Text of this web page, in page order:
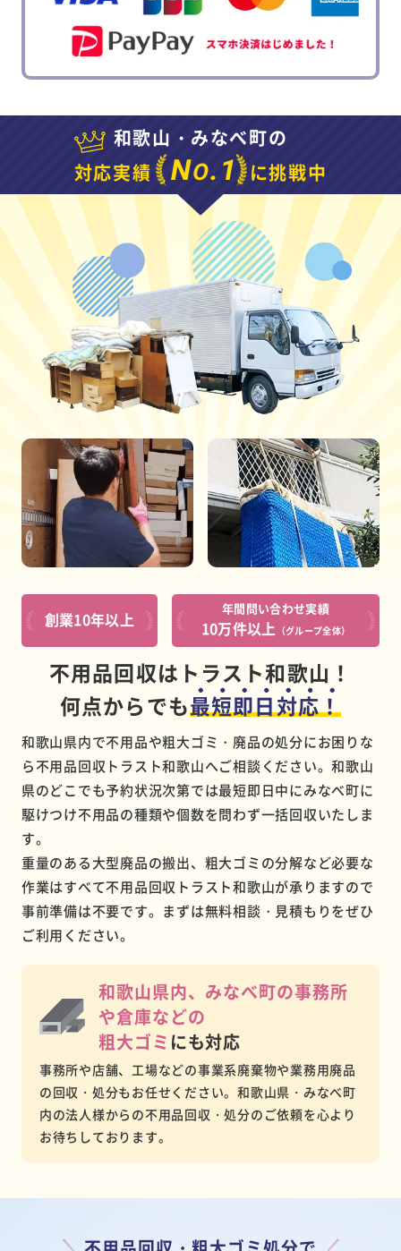
和歌山・みなべ町の
対応実績
NO.1 に挑戦中
創業10年以上
年間問い合わせ実績
10万件以上 （グループ全体）
不用品回収はトラスト和歌山！
何点からでも最短即日対応！
和歌山県内で不用品や粗大ゴミ・廃品の処分にお困りな
ら不用品回収トラスト和歌山へご相談ください。和歌山
県のどこでも予約状況次第では最短即日中にみなべ町に
駆けつけ不用品の種類や個数を問わず一括回収いたしま
す。
重量のある大型廃品の搬出、粗大ゴミの分解など必要な
作業はすべて不用品回収トラスト和歌山が承りますので
事前準備は不要です。まずは無料相談・見積もりをぜひ
ご利用ください。
和歌山県内、みなべ町の事務所
や倉庫などの
粗大ゴミ にも対応
事務所や店舗、工場などの事業系廃棄物や業務用廃品
の回収・処分もお任せください。和歌山県・みなべ町
内の法人様からの不用品回収・処分のご依頼を心より
お待ちしております。